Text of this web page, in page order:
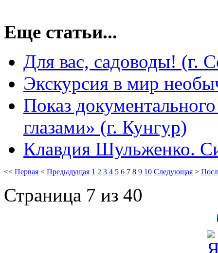
Еще статьи...
Для вас, садоводы! (г.
Экскурсия в мир
Показ
глазами» (г. Кунгур)
Клавдия Шульженко.
<< Первая < Предыдущая 1 2 3 4 5 6 7 8 9 10 Следующая >
Страница 7 из 40